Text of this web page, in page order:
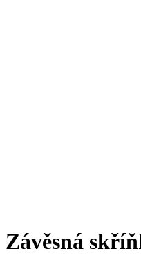
Závěsná